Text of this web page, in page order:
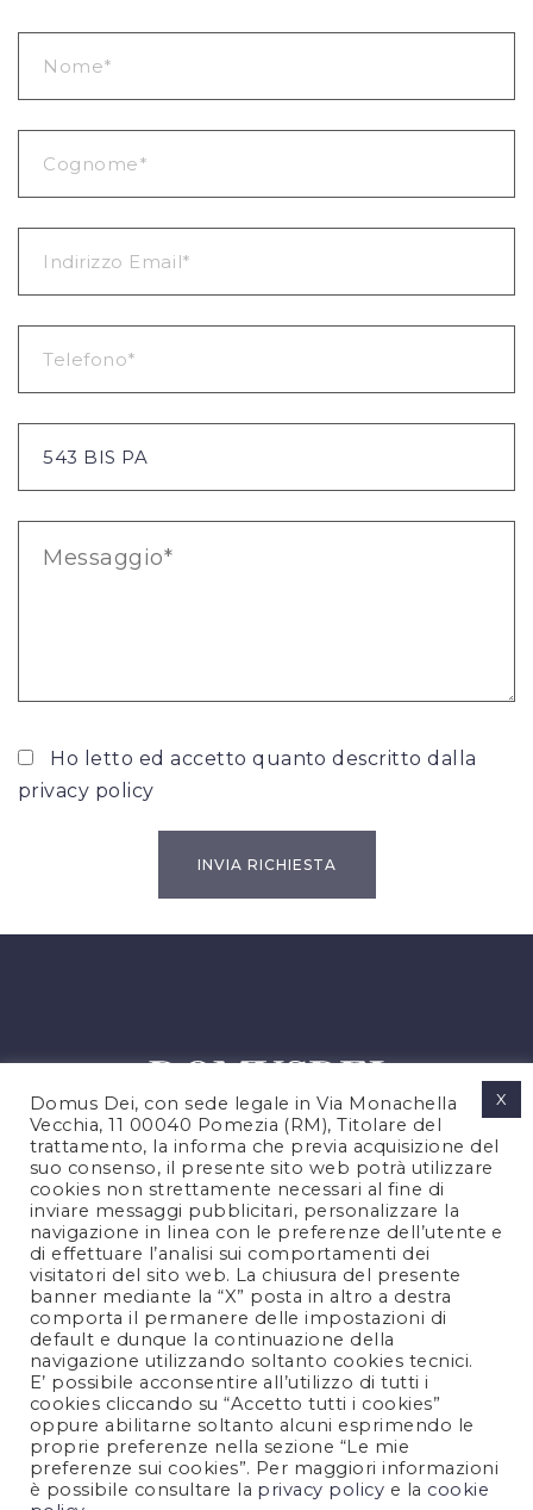
Ho letto ed accetto quanto descritto dalla
privacy policy
PRIVACY POLICY
COOKIES POLICY
NOTE LEGALI
CONTATTACI
FOLLOW US
Domus Dei, con sede legale in Via Monachella
Vecchia, 11 00040 Pomezia (RM), Titolare del
trattamento, la informa che previa acquisizione del
suo consenso, il presente sito web potrà utilizzare
cookies non strettamente necessari al fine di
inviare messaggi pubblicitari, personalizzare la
navigazione in linea con le preferenze dell’utente e
di effettuare l’analisi sui comportamenti dei
visitatori del sito web. La chiusura del presente
banner mediante la “X” posta in altro a destra
comporta il permanere delle impostazioni di
default e dunque la continuazione della
navigazione utilizzando soltanto cookies tecnici.
E’ possibile acconsentire all’utilizzo di tutti i
cookies cliccando su “Accetto tutti i cookies”
oppure abilitarne soltanto alcuni esprimendo le
proprie preferenze nella sezione “Le mie
preferenze sui cookies”. Per maggiori informazioni
è possibile consultare la privacy policy e la cookie
X